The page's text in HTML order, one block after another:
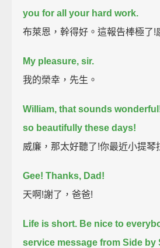
you for all your hard work.
布萊恩，幹得好。這報告棒極了!
My pleasure, sir.
我的榮幸，先生。
William, that sounds
so beautifully these days!
威廉，那太好聽了!你最近小提琴
Gee! Thanks, Dad!
天啊!謝了，爸爸!
Life is short. Be nice to
service message from Side by